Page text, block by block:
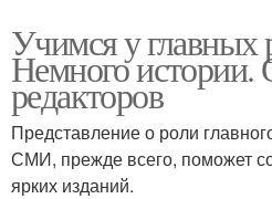
Учимся у главных
Немного истории.
редакторов
Представление о роли
СМИ, прежде всего, поможет
ярких изданий.